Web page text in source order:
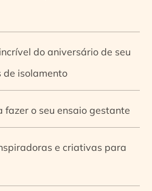
do aniversário de seu
de isolamento
fazer o seu ensaio gestante
e criativas para